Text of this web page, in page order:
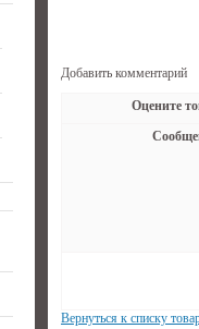
Добавить комментарий
Оцените
Вернуться к списку